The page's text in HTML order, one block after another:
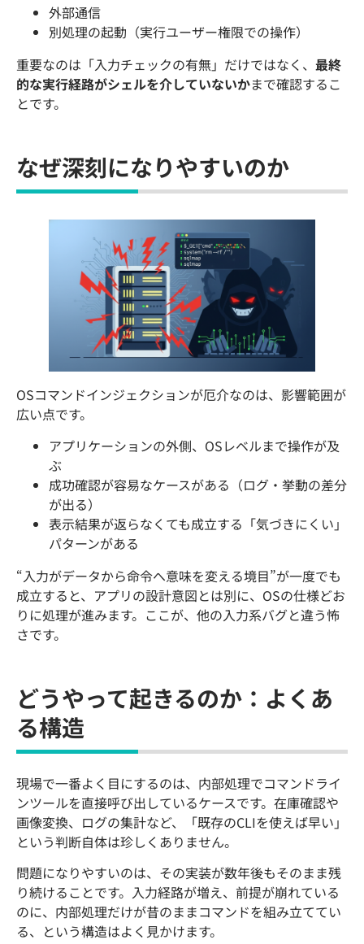
外部通信
別処理の起動（実行ユーザー権限での操作）
重要なのは「入力チェックの有無」だけではなく、 最終
的な実行経路がシェルを介していないかまで確認するこ
とです。
なぜ深刻になりやすいのか
OSコマンドインジェクションが厄介なのは、影響範囲が
広い点です。
アプリケーションの外側、OSレベルまで操作が及
ぶ
成功確認が容易なケースがある（ログ・挙動の差分
が出る）
表示結果が返らなくても成立する「気づきにくい」
パターンがある
“入力がデータから命令へ意味を変える境目”が一度でも
成立すると、アプリの設計意図とは別に、OSの仕様どお
りに処理が進みます。ここが、他の入力系バグと違う怖
さです。
どうやって起きるのか：よくあ
る構造
現場で一番よく目にするのは、内部処理でコマンドライ
ンツールを直接呼び出しているケースです。在庫確認や
画像変換、ログの集計など、「既存のCLIを使えば早い」
という判断自体は珍しくありません。
問題になりやすいのは、その実装が数年後もそのまま残
り続けることです。入力経路が増え、前提が崩れている
のに、内部処理だけが昔のままコマンドを組み立ててい
る、という構造はよく見かけます。